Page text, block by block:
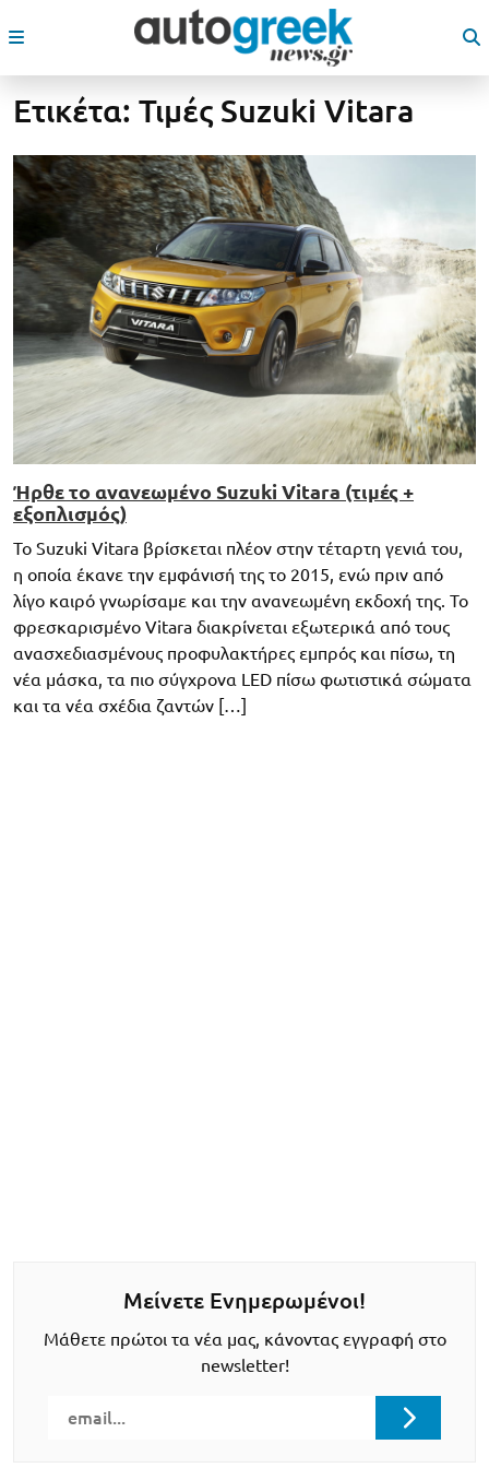
Ετικέτα: Τιμές Suzuki Vitara
Ήρθε το ανανεωμένο Suzuki Vitara (τιμές +
εξοπλισμός)
Το Suzuki Vitara βρίσκεται πλέον στην τέταρτη γενιά του,
η οποία έκανε την εμφάνισή της το 2015, ενώ πριν από
λίγο καιρό γνωρίσαμε και την ανανεωμένη εκδοχή της. Το
φρεσκαρισμένο Vitara διακρίνεται εξωτερικά από τους
ανασχεδιασμένους προφυλακτήρες εμπρός και πίσω, τη
νέα μάσκα, τα πιο σύγχρονα LED πίσω φωτιστικά σώματα
και τα νέα σχέδια ζαντών […]
Μείνετε Ενημερωμένοι!
Μάθετε πρώτοι τα νέα μας, κάνοντας εγγραφή στο
newsletter!